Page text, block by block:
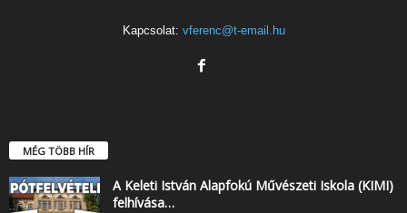
Kapcsolat: vferenc@t-email.hu
MÉG TÖBB HÍR
A Keleti István Alapfokú Művészeti Iskola (KIMI)
felhívása…